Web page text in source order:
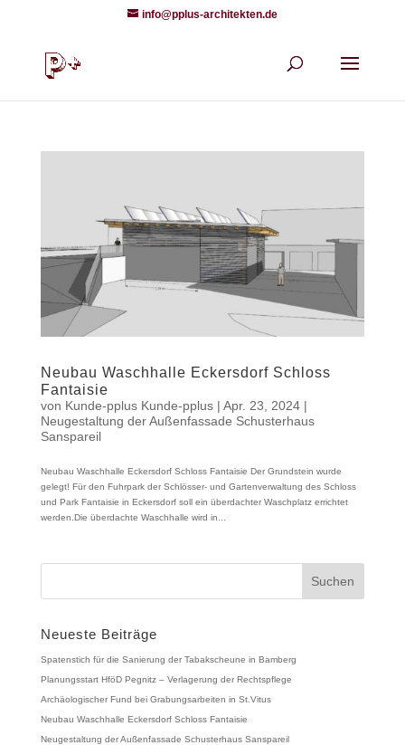
info@pplus-architekten.de
Neubau Waschhalle Eckersdorf Schloss
Fantaisie
von Kunde-pplus Kunde-pplus| Apr. 23, 2024|
Neugestaltung der Außenfassade Schusterhaus
Sanspareil
Neubau Waschhalle Eckersdorf Schloss Fantaisie Der Grundstein wurde
gelegt! Für den Fuhrpark der Schlösser- und Gartenverwaltung des Schloss
und Park Fantaisie in Eckersdorf soll ein überdachter Waschplatz errichtet
werden.Die überdachte Waschhalle wird in...
Neueste Beiträge
Spatenstich für die Sanierung der Tabakscheune in Bamberg
Planungsstart HföD Pegnitz – Verlagerung der Rechtspflege
Archäologischer Fund bei Grabungsarbeiten in St.Vitus
Neubau Waschhalle Eckersdorf Schloss Fantaisie
Neugestaltung der Außenfassade Schusterhaus Sanspareil